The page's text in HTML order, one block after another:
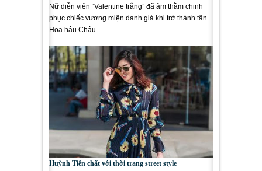
Nữ diễn viên “Valentine trắng” đã âm thầm chinh
phục chiếc vương miện danh giá khi trở thành tân
Hoa hậu Châu...
Huỳnh Tiên chất với thời trang street style